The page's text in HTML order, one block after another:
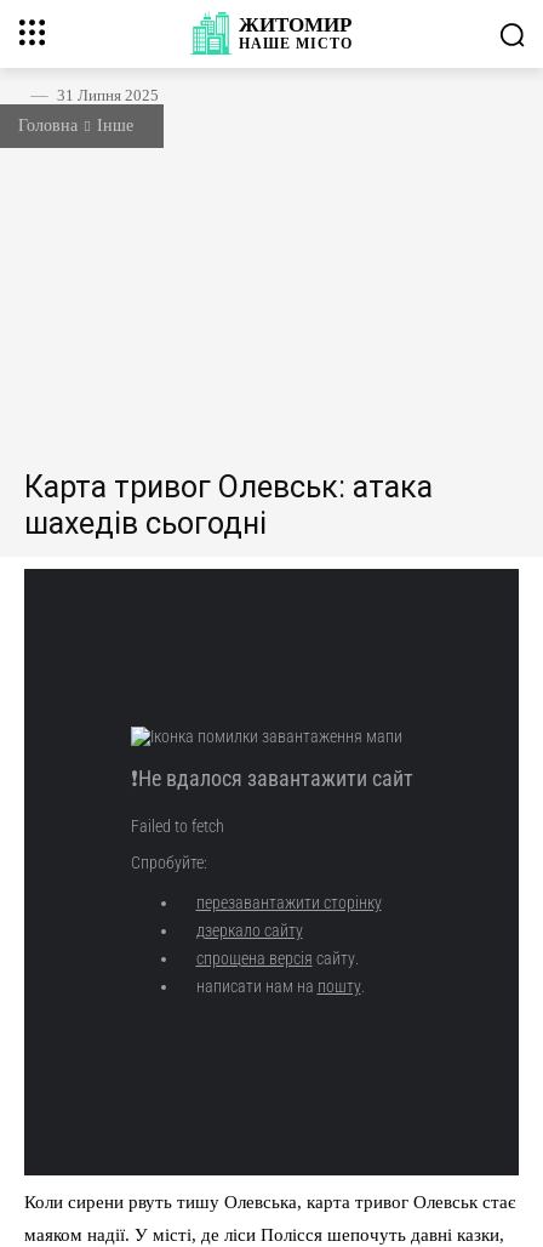
ЖИТОМИР
НАШЕМІСТО
31 Липня 2025
Головна
Інше
Карта тривог Олевськ: атака
шахедів сьогодні
Коли сирени рвуть тишу Олевська, карта тривог Олевськ стає
маяком надії. У місті, де ліси Полісся шепочуть давні казки,